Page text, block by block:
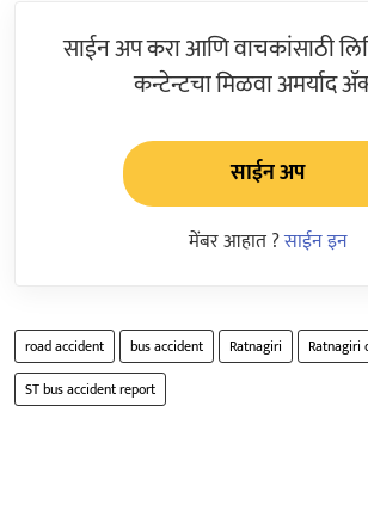
साईन अप करा आणि वाचकांसाठी
कन्टेन्टचा मिळवा अमर्याद
साईन अप
मेंबर आहात ?साईन इन
road accident bus accident Ratnagiri
Ratnagiri
ST bus accident report